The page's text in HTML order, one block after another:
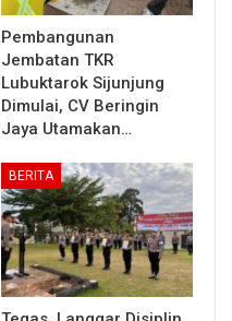
Pembangunan
Jembatan TKR
Lubuktarok Sijunjung
Dimulai, CV Beringin
Jaya Utamakan…
BERITA